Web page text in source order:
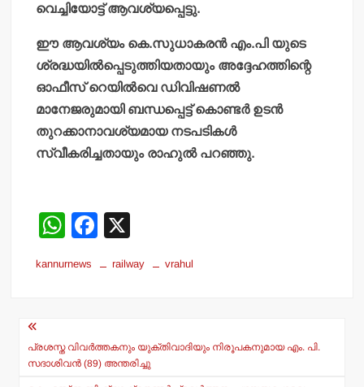
വെച്ചിയോട്ട് ആവശ്യപ്പെട്ടു.
ഈ ആവശ്യം കെ.സുധാകരന്‍ എം.പി യുടെ
ശ്രദ്ധയില്‍പ്പെടുത്തിയതായും അദ്ദേഹത്തിന്റെ
ഓഫീസ് റെയില്‍വെ ഡിവിഷണല്‍
മാനേജരുമായി ബന്ധപ്പെട്ട് കൊണ്ടര്‍ ഉടന്‍
തുറക്കാനാവശ്യമായ നടപടികള്‍
സ്വീകരിച്ചതായും രാഹുല്‍ പറഞ്ഞു.
W
at
p
p
F
c
o
o
kannurnews railway vrahul
Post
navigation
പ്രശസ്ത വിവര്‍ത്തകനും യുക്തിവാദിയും നിരൂപകനുമായ എം. പി.
സദാശിവന്‍ (89) അന്തരിച്ചു